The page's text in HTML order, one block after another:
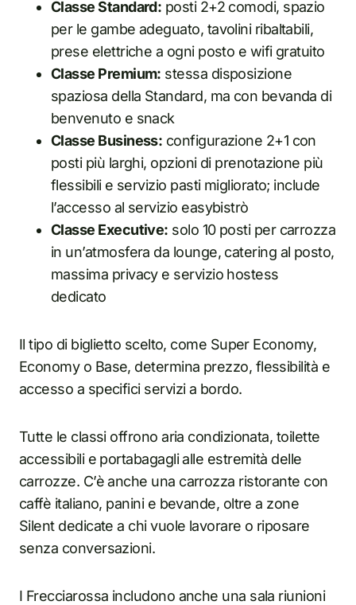
Classe Standard: posti 2+2 comodi, spazio
per le gambe adeguato, tavolini ribaltabili,
prese elettriche a ogni posto e wifi gratuito
Classe Premium: stessa disposizione
spaziosa della Standard, ma con bevanda di
benvenuto e snack
Classe Business: configurazione 2+1 con
posti più larghi, opzioni di prenotazione più
flessibili e servizio pasti migliorato; include
l’accesso al servizio easybistrò
Classe Executive: solo 10 posti per carrozza
in un’atmosfera da lounge, catering al posto,
massima privacy e servizio hostess
dedicato
Il tipo di biglietto scelto, come Super Economy,
Economy o Base, determina prezzo, flessibilità e
accesso a specifici servizi a bordo.
Tutte le classi offrono aria condizionata, toilette
accessibili e portabagagli alle estremità delle
carrozze. C’è anche una carrozza ristorante con
caffè italiano, panini e bevande, oltre a zone
Silent dedicate a chi vuole lavorare o riposare
senza conversazioni.
I Frecciarossa includono anche una sala riunioni